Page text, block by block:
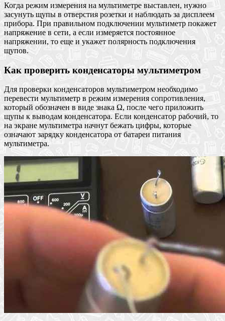
Когда режим измерения на мультиметре выставлен, нужно
засунуть щупы в отверстия розетки и наблюдать за дисплеем
прибора. При правильном подключении мультиметр покажет
напряжение в сети, а если измеряется постоянное
напряжении, то еще и укажет полярность подключения
щупов.
Как проверить конденсаторы мультиметром
Для проверки конденсаторов мультиметром необходимо
перевести мультиметр в режим измерения сопротивления,
который обозначен в виде знака Ω, после чего приложить
щупы к выводам конденсатора. Если конденсатор рабочий, то
на экране мультиметра начнут бежать цифры, которые
означают зарядку конденсатора от батареи питания
мультиметра.